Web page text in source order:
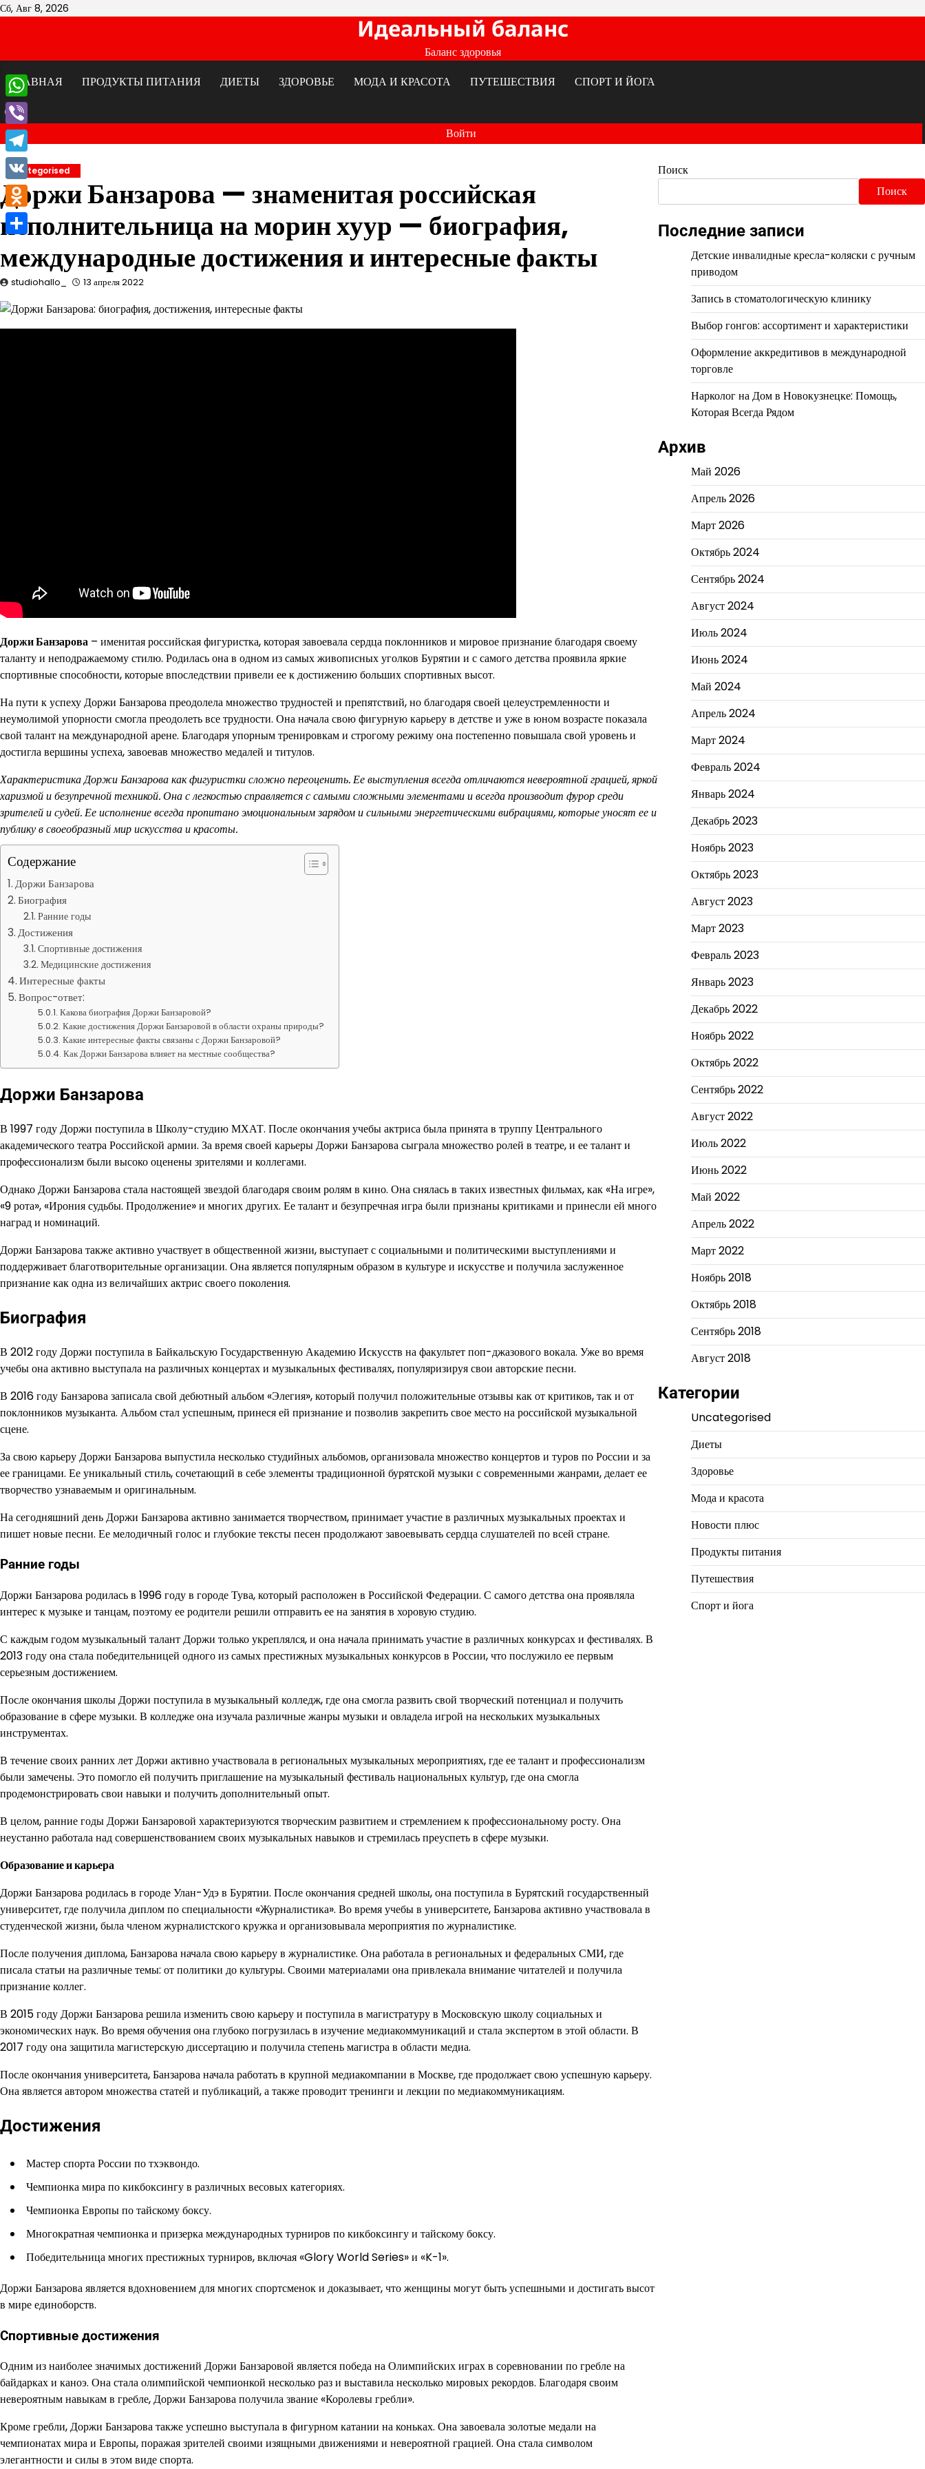
Перейти
Сб, Авг 8, 2026
Идеальный баланс
Баланс здоровья
ГЛАВНАЯ
ПРОДУКТЫ ПИТАНИЯ ДИЕТЫ ЗДОРОВЬЕ МОДА И КРАСОТА ПУТЕШЕСТВИЯ СПОРТ И ЙОГА
Войти
Uncategorised
Доржи Банзарова — знаменитая российская
исполнительница на морин хуур — биография,
международные достижения и интересные факты
studiohallo_ 13 апреля 2022
Доржи Банзарова – именитая российская фигуристка, которая завоевала сердца поклонников и мировое признание благодаря своему
таланту и неподражаемому стилю. Родилась она в одном из самых живописных уголков Бурятии и с самого детства проявила яркие
спортивные способности, которые впоследствии привели ее к достижению больших спортивных высот.
На пути к успеху Доржи Банзарова преодолела множество трудностей и препятствий, но благодаря своей целеустремленности и
неумолимой упорности смогла преодолеть все трудности. Она начала свою фигурную карьеру в детстве и уже в юном возрасте показала
свой талант на международной арене. Благодаря упорным тренировкам и строгому режиму она постепенно повышала свой уровень и
достигла вершины успеха, завоевав множество медалей и титулов.
Характеристика Доржи Банзарова как фигуристки сложно переоценить. Ее выступления всегда отличаются невероятной грацией, яркой
харизмой и безупречной техникой. Она с легкостью справляется с самыми сложными элементами и всегда производит фурор среди
зрителей и судей. Ее исполнение всегда пропитано эмоциональным зарядом и сильными энергетическими вибрациями, которые уносят ее и
публику в своеобразный мир искусства и красоты.
Содержание
Доржи Банзарова
Биография
Ранние годы
Достижения
Спортивные достижения
Медицинские достижения
Интересные факты
Вопрос-ответ:
Какова биография Доржи Банзаровой?
Какие достижения Доржи Банзаровой в области охраны природы?
Какие интересные факты связаны с Доржи Банзаровой?
Как Доржи Банзарова влияет на местные сообщества?
Доржи Банзарова
В 1997 году Доржи поступила в Школу-студию МХАТ. После окончания учебы актриса была принята в труппу Центрального
академического театра Российской армии. За время своей карьеры Доржи Банзарова сыграла множество ролей в театре, и ее талант и
профессионализм были высоко оценены зрителями и коллегами.
Однако Доржи Банзарова стала настоящей звездой благодаря своим ролям в кино. Она снялась в таких известных фильмах, как «На игре»,
«9 рота», «Ирония судьбы. Продолжение» и многих других. Ее талант и безупречная игра были признаны критиками и принесли ей много
наград и номинаций.
Доржи Банзарова также активно участвует в общественной жизни, выступает с социальными и политическими выступлениями и
поддерживает благотворительные организации. Она является популярным образом в культуре и искусстве и получила заслуженное
признание как одна из величайших актрис своего поколения.
Биография
В 2012 году Доржи поступила в Байкальскую Государственную Академию Искусств на факультет поп-джазового вокала. Уже во время
учебы она активно выступала на различных концертах и музыкальных фестивалях, популяризируя свои авторские песни.
В 2016 году Банзарова записала свой дебютный альбом «Элегия», который получил положительные отзывы как от критиков, так и от
поклонников музыканта. Альбом стал успешным, принеся ей признание и позволив закрепить свое место на российской музыкальной
сцене.
За свою карьеру Доржи Банзарова выпустила несколько студийных альбомов, организовала множество концертов и туров по России и за
ее границами. Ее уникальный стиль, сочетающий в себе элементы традиционной бурятской музыки с современными жанрами, делает ее
творчество узнаваемым и оригинальным.
На сегодняшний день Доржи Банзарова активно занимается творчеством, принимает участие в различных музыкальных проектах и
пишет новые песни. Ее мелодичный голос и глубокие тексты песен продолжают завоевывать сердца слушателей по всей стране.
Ранние годы
Доржи Банзарова родилась в 1996 году в городе Тува, который расположен в Российской Федерации. С самого детства она проявляла
интерес к музыке и танцам, поэтому ее родители решили отправить ее на занятия в хоровую студию.
С каждым годом музыкальный талант Доржи только укреплялся, и она начала принимать участие в различных конкурсах и фестивалях. В
2013 году она стала победительницей одного из самых престижных музыкальных конкурсов в России, что послужило ее первым
серьезным достижением.
После окончания школы Доржи поступила в музыкальный колледж, где она смогла развить свой творческий потенциал и получить
образование в сфере музыки. В колледже она изучала различные жанры музыки и овладела игрой на нескольких музыкальных
инструментах.
В течение своих ранних лет Доржи активно участвовала в региональных музыкальных мероприятиях, где ее талант и профессионализм
были замечены. Это помогло ей получить приглашение на музыкальный фестиваль национальных культур, где она смогла
продемонстрировать свои навыки и получить дополнительный опыт.
В целом, ранние годы Доржи Банзаровой характеризуются творческим развитием и стремлением к профессиональному росту. Она
неустанно работала над совершенствованием своих музыкальных навыков и стремилась преуспеть в сфере музыки.
Образование и карьера
Доржи Банзарова родилась в городе Улан-Удэ в Бурятии. После окончания средней школы, она поступила в Бурятский государственный
университет, где получила диплом по специальности «Журналистика». Во время учебы в университете, Банзарова активно участвовала в
студенческой жизни, была членом журналистского кружка и организовывала мероприятия по журналистике.
После получения диплома, Банзарова начала свою карьеру в журналистике. Она работала в региональных и федеральных СМИ, где
писала статьи на различные темы: от политики до культуры. Своими материалами она привлекала внимание читателей и получила
признание коллег.
В 2015 году Доржи Банзарова решила изменить свою карьеру и поступила в магистратуру в Московскую школу социальных и
экономических наук. Во время обучения она глубоко погрузилась в изучение медиакоммуникаций и стала экспертом в этой области. В
2017 году она защитила магистерскую диссертацию и получила степень магистра в области медиа.
После окончания университета, Банзарова начала работать в крупной медиакомпании в Москве, где продолжает свою успешную карьеру.
Она является автором множества статей и публикаций, а также проводит тренинги и лекции по медиакоммуникациям.
Достижения
Мастер спорта России по тхэквондо.
Чемпионка мира по кикбоксингу в различных весовых категориях.
Чемпионка Европы по тайскому боксу.
Многократная чемпионка и призерка международных турниров по кикбоксингу и тайскому боксу.
Победительница многих престижных турниров, включая «Glory World Series» и «K-1».
Доржи Банзарова является вдохновением для многих спортсменок и доказывает, что женщины могут быть успешными и достигать высот
в мире единоборств.
Спортивные достижения
Одним из наиболее значимых достижений Доржи Банзаровой является победа на Олимпийских играх в соревновании по гребле на
байдарках и каноэ. Она стала олимпийской чемпионкой несколько раз и выставила несколько мировых рекордов. Благодаря своим
невероятным навыкам в гребле, Доржи Банзарова получила звание «Королевы гребли».
Кроме гребли, Доржи Банзарова также успешно выступала в фигурном катании на коньках. Она завоевала золотые медали на
чемпионатах мира и Европы, поражая зрителей своими изящными движениями и невероятной грацией. Она стала символом
элегантности и силы в этом виде спорта.
Поиск
Поиск
Последние записи
Детские инвалидные кресла-коляски с ручным
приводом
Запись в стоматологическую клинику
Выбор гонгов: ассортимент и характеристики
Оформление аккредитивов в международной
торговле
Нарколог на Дом в Новокузнецке: Помощь,
Которая Всегда Рядом
Архив
Май 2026
Апрель 2026
Март 2026
Октябрь 2024
Сентябрь 2024
Август 2024
Июль 2024
Июнь 2024
Май 2024
Апрель 2024
Март 2024
Февраль 2024
Январь 2024
Декабрь 2023
Ноябрь 2023
Октябрь 2023
Август 2023
Март 2023
Февраль 2023
Январь 2023
Декабрь 2022
Ноябрь 2022
Октябрь 2022
Сентябрь 2022
Август 2022
Июль 2022
Июнь 2022
Май 2022
Апрель 2022
Март 2022
Ноябрь 2018
Октябрь 2018
Сентябрь 2018
Август 2018
Категории
Uncategorised
Диеты
Здоровье
Мода и красота
Новости плюс
Продукты питания
Путешествия
Спорт и йога
WhatsApp
Viber
Telegram
VK
Odnoklassniki